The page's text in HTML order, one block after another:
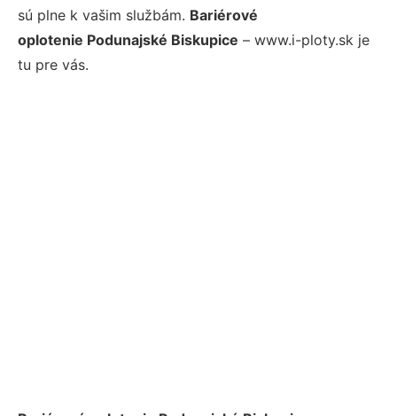
sú plne k vašim službám. Bariérové
oplotenie Podunajské Biskupice – www.i-ploty.sk je
tu pre vás.